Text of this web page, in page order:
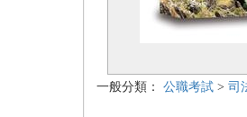
一般分類： 公職考試 > 司